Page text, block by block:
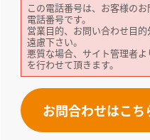
この電話番号は、お客様の
電話番号です。
営業目的、お問い合わせ目
遠慮下さい。
悪質な場合、サイト管理者
を行わせて頂きます。
お問合わせはこち